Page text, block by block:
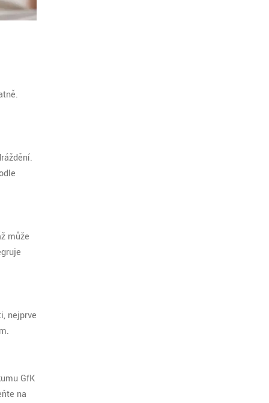
může
nejprve
GfK
na